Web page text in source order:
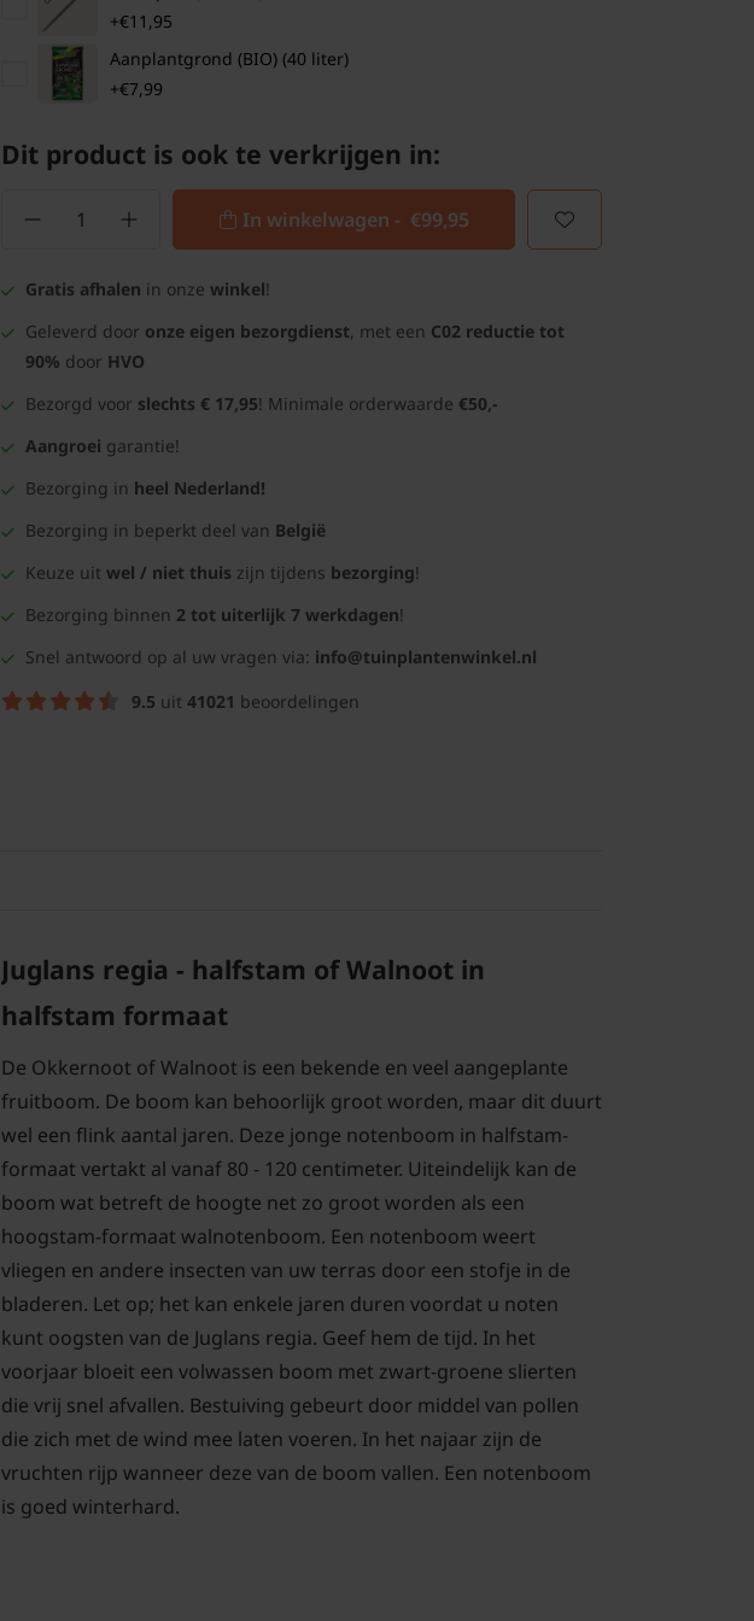
+€11,95
Aanplantgrond (BIO) (40 liter)
+€7,99
Dit product is ook te verkrijgen in:
In winkelwagen - €99,95
Gratis afhalen in onze winkel!
Geleverd door onze eigen bezorgdienst, met een C02 reductie tot
90% door HVO
Bezorgd voor slechts € 17,95! Minimale orderwaarde €50,-
Aangroei garantie!
Bezorging in heel Nederland!
Bezorging in beperkt deel van België
Keuze uit wel / niet thuis zijn tijdens bezorging!
Bezorging binnen 2 tot uiterlijk 7 werkdagen!
Snel antwoord op al uw vragen via: info@tuinplantenwinkel.nl
9.5 uit 41021 beoordelingen
Juglans regia - halfstam of Walnoot in
halfstam formaat
De Okkernoot of Walnoot is een bekende en veel aangeplante
fruitboom. De boom kan behoorlijk groot worden, maar dit duurt
wel een flink aantal jaren. Deze jonge notenboom in halfstam-
formaat vertakt al vanaf 80 - 120 centimeter. Uiteindelijk kan de
boom wat betreft de hoogte net zo groot worden als een
hoogstam-formaat walnotenboom. Een notenboom weert
vliegen en andere insecten van uw terras door een stofje in de
bladeren. Let op; het kan enkele jaren duren voordat u noten
kunt oogsten van de Juglans regia. Geef hem de tijd. In het
voorjaar bloeit een volwassen boom met zwart-groene slierten
die vrij snel afvallen. Bestuiving gebeurt door middel van pollen
die zich met de wind mee laten voeren. In het najaar zijn de
vruchten rijp wanneer deze van de boom vallen. Een notenboom
is goed winterhard.